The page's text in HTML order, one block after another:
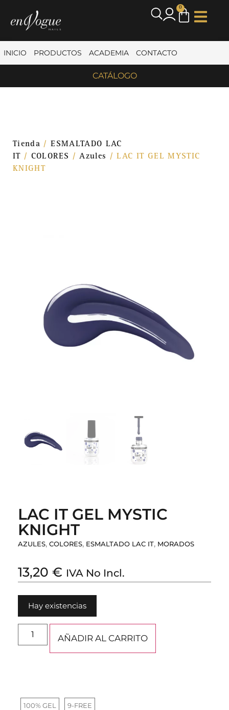
0
INICIO PRODUCTOS ACADEMIA CONTACTO
CATÁLOGO
Tienda /ESMALTADO LAC
IT / COLORES /Azules / LAC IT GEL MYSTIC
KNIGHT
LAC IT GEL MYSTIC
KNIGHT
AZULES, COLORES, ESMALTADO LAC IT, MORADOS
13,20 € IVA No Incl.
Hay existencias
AÑADIR AL CARRITO
100% GEL 9-FREE